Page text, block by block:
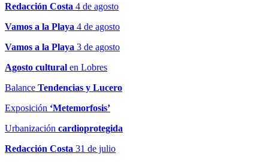
Redacción Costa 4 de agosto
Vamos a la Playa 4 de agosto
Vamos a la Playa 3 de agosto
Agosto cultural en Lobres
Balance Tendencias y Lucero
Exposición ‘Metemorfosis’
Urbanización cardioprotegida
Redacción Costa 31 de julio